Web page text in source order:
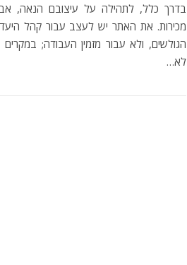
בדרך כלל, לתהילה על עיצובם הנאה,
מכירות. את האתר יש לעצב עבור קהל היעד
הגולשים, ולא עבור מזמין העבודה;
לא…